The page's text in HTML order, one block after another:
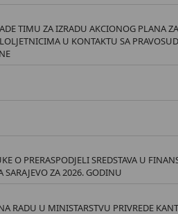
TIMU ZA IZRADU AKCIONOG PLANA
U KONTAKTU SA
O PRERASPODJELI SREDSTAVA U
SARAJEVO ZA 2026. GODINU
RADU U MINISTARSTVU PRIVREDE